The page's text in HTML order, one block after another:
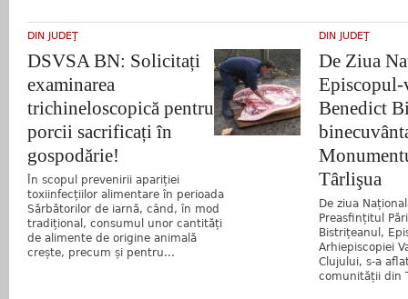
DIN JUDEŢ
DSVSA BN: Solicitați
examinarea
trichineloscopică pentru
porcii sacrificați în
gospodărie!
În scopul prevenirii apariției
toxiinfecțiilor alimentare în perioada
Sărbătorilor de iarnă, când, în mod
tradițional, consumul unor cantități
de alimente de origine animală
crește, precum și pentru...
DIN JUDEŢ
De Ziua
Episcopul-
Benedict
Târlişua
De ziua
Preasfințitul
Bistrițeanul,
Arhiepiscopiei
Clujului, s-a
comunității din